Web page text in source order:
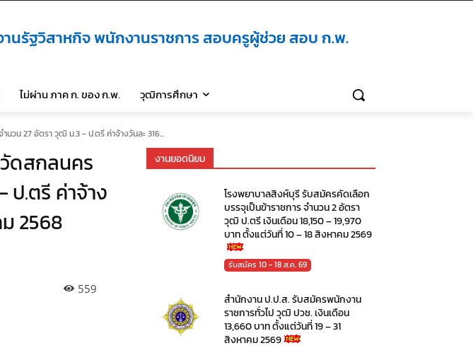
านรัฐวิสาหกิจ พนักงานราชการ สอบครูผู้ช่วย สอบ ก.พ.
ไม่ผ่าน ภาค ก. ของ ก.พ. วุฒิการศึกษา
วน 27 อัตรา วุฒิ ม.3 - ป.ตรี ค่าจ้างวันละ 316...
ดสกลนคร
ป.ตรี ค่าจ้าง
2568
559
งานยอดนิยม
โรงพยาบาลสิงห์บุรี รับสมัครคัดเลือก
บรรจุเป็นข้าราชการ จำนวน 2 อัตรา
วุฒิ ป.ตรี เงินเดือน 18,150 – 19,970
บาท ตั้งแต่วันที่ 10 – 18 สิงหาคม 2569
รับสมัคร 10 - 18 ส.ค. 69
สำนักงาน ป.ป.ส. รับสมัครพนักงาน
ราชการทั่วไป วุฒิ ปวช. เงินเดือน
13,660 บาท ตั้งแต่วันที่ 19 – 31
สิงหาคม 2569